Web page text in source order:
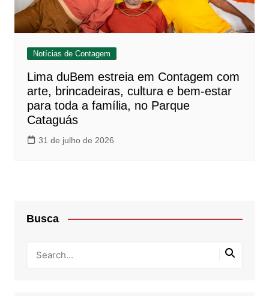
Notícias de Contagem
Lima duBem estreia em Contagem com
arte, brincadeiras, cultura e bem-estar
para toda a família, no Parque
Cataguás
31 de julho de 2026
Busca